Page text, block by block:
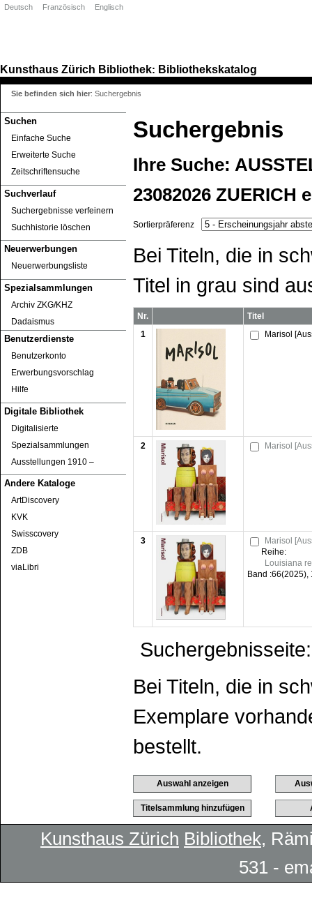
Kunsthaus Zürich Bibliothek: Bibliothekskatalog
Suchen
Einfache Suche
Erweiterte Suche
Zeitschriftensuche
Suchverlauf
Suchergebnisse verfeinern
Suchhistorie löschen
Neuerwerbungen
Neuerwerbungsliste
Spezialsammlungen
Archiv ZKG/KHZ
Dadaismus
Benutzerdienste
Benutzerkonto
Erwerbungsvorschlag
Hilfe
Digitale Bibliothek
Digitalisierte
Spezialsammlungen
Ausstellungen 1910 ‒
Andere Kataloge
ArtDiscovery
KVK
Swisscovery
ZDB
viaLibri
Deutsch Französisch Englisch
Sie befinden sich hier: Suchergebnis
Suchergebnis
Ihre Suche:
23082026 ZUERICH
Sortierpräferenz
Bei Titeln, die in
Titel in grau sind
Nr.
Titel
1
Marisol
2 Marisol
3
Marisol
Reihe:
Louisiana
Band :66(2025),
Suchergebnisseite:
Bei Titeln, die in
Exemplare
bestellt.
Kunsthaus Zürich Bibliothek,
531 -